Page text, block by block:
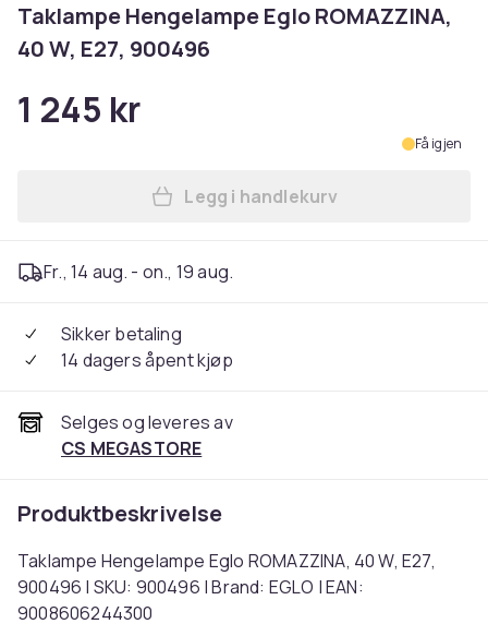
Taklampe Hengelampe Eglo ROMAZZINA,
40 W, E27, 900496
1 245 kr
Få igjen
Legg Taklampe
Legg i handlekurv
Fr., 14 aug. - on., 19 aug.
Sikker betaling
14 dagers åpent kjøp
Selges og leveres av
CS MEGASTORE
Produktbeskrivelse
Taklampe Hengelampe Eglo ROMAZZINA, 40 W, E27,
900496 | SKU: 900496 | Brand: EGLO | EAN:
9008606244300